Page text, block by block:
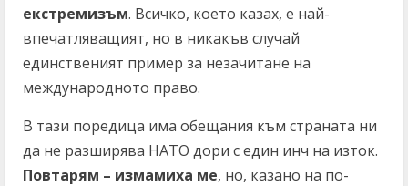
екстремизъм. Всичко, което казах, е най-
впечатляващият, но в никакъв случай
единственият пример за незачитане на
международното право.
В тази поредица има обещания към страната ни
да не разширява НАТО дори с един инч на изток.
Повтарям – измамиха ме, но, казано на по-